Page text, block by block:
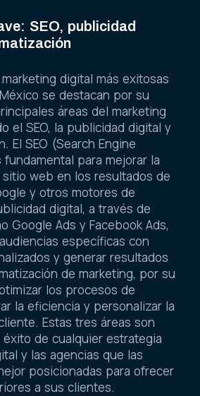
SEO, publicidad
digital más exitosas
se destacan por su
áreas del marketing
el SEO, la publicidad digital y
El SEO (Search Engine
para mejorar la
web en los resultados de
y otros motores de
digital, a través de
Google Ads y Facebook Ads,
específicas con
y generar resultados
de marketing, por su
los procesos de
la eficiencia y personalizar la
Estas tres áreas son
de cualquier estrategia
y las agencias que las
posicionadas para ofrecer
a sus clientes.